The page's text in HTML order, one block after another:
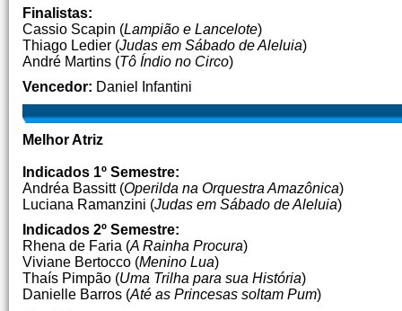
Finalistas:
Cassio Scapin (Lampião e Lancelote)
Thiago Ledier (Judas em Sábado de Aleluia)
André Martins (Tô Índio no Circo)
Vencedor: Daniel Infantini
Melhor Atriz
Indicados 1º Semestre:
Andréa Bassitt (Operilda na Orquestra Amazônica)
Luciana Ramanzini (Judas em Sábado de Aleluia)
Indicados 2º Semestre:
Rhena de Faria (A Rainha Procura)
Viviane Bertocco (Menino Lua)
Thaís Pimpão (Uma Trilha para sua História)
Danielle Barros (Até as Princesas soltam Pum)